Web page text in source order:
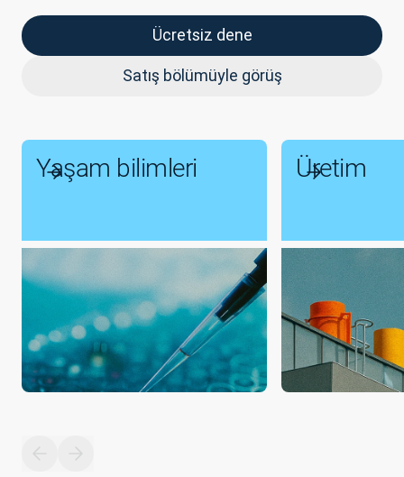
Ücretsiz dene
Satış bölümüyle görüş
Yaşam bilimleri Üretim